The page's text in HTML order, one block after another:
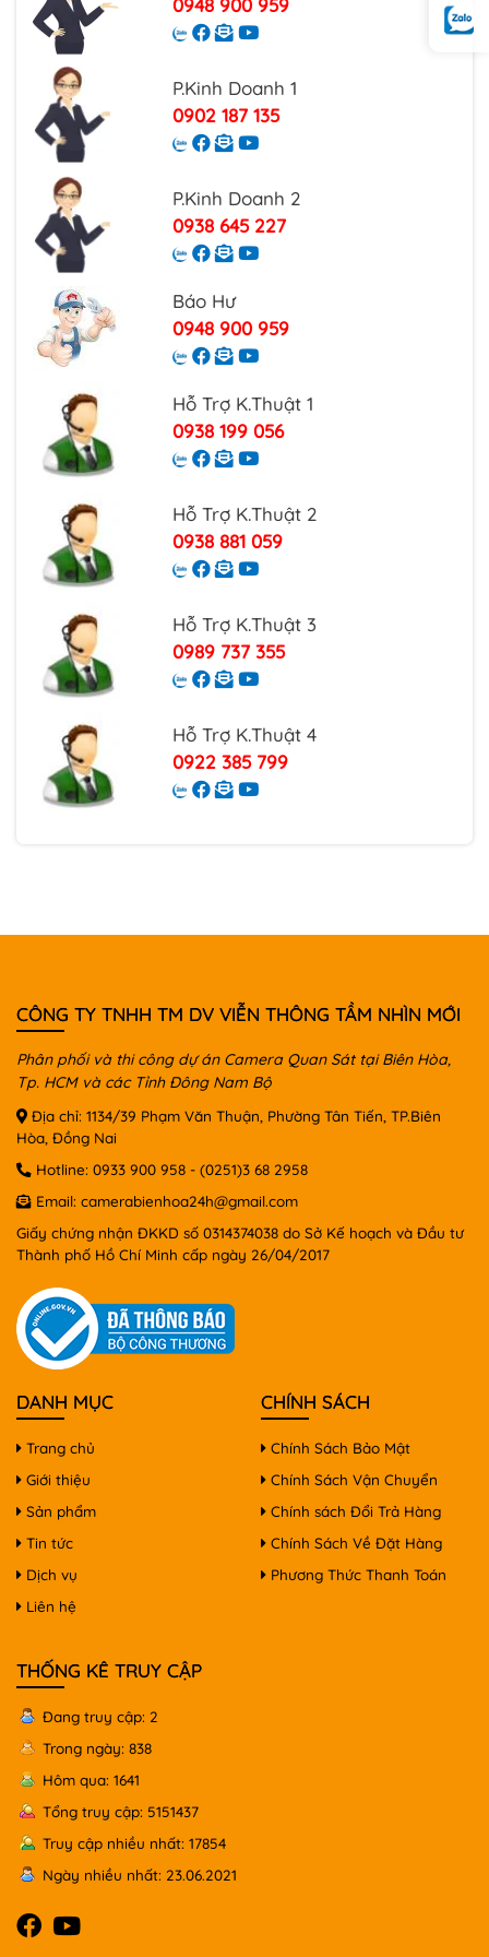
0948 900 959
P.Kinh Doanh 1
0902 187 135
P.Kinh Doanh 2
0938 645 227
Báo Hư
0948 900 959
Hỗ Trợ K.Thuật 1
0938 199 056
Hỗ Trợ K.Thuật 2
0938 881 059
Hỗ Trợ K.Thuật 3
0989 737 355
Hỗ Trợ K.Thuật 4
0922 385 799
CÔNG TY TNHH TM DV VIỄN THÔNG TẦM NHÌN MỚI
Phân phối và thi công dự án Camera Quan Sát tại Biên Hòa,
Tp. HCM và các Tỉnh Đông Nam Bộ
Địa chỉ: 1134/39 Phạm Văn Thuận, Phường Tân Tiến, TP.Biên
Hòa, Đồng Nai
Hotline: 0933 900 958 - (0251)3 68 2958
Email: camerabienhoa24h@gmail.com
Giấy chứng nhận ĐKKD số 0314374038 do Sở Kế hoạch và Đầu tư
Thành phố Hồ Chí Minh cấp ngày 26/04/2017
DANH MỤC
Trang chủ
Giới thiệu
Sản phẩm
Tin tức
Dịch vụ
Liên hệ
CHÍNH SÁCH
Chính Sách Bảo Mật
Chính Sách Vận Chuyển
Chính sách Đổi Trả Hàng
Chính Sách Về Đặt Hàng
Phương Thức Thanh Toán
THỐNG KÊ TRUY CẬP
Đang truy cập: 2
Trong ngày: 838
Hôm qua: 1641
Tổng truy cập: 5151437
Truy cập nhiều nhất: 17854
Ngày nhiều nhất: 23.06.2021